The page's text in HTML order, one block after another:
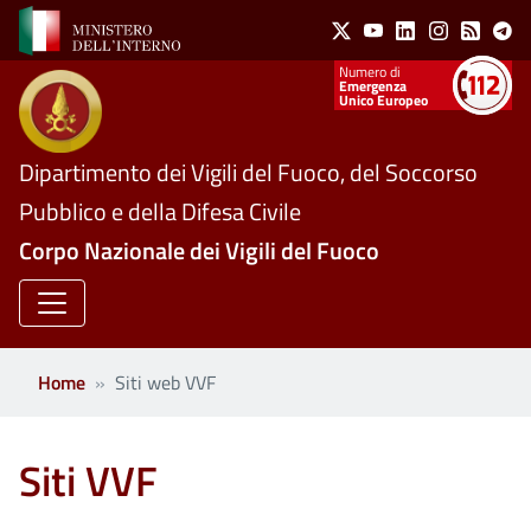
Salta al contenuto principale Social Menu
X YoutubeLinkedinInstagram
Feed
Numeri utili
Emergenza
Unico Europeo
Dipartimento dei Vigili del Fuoco, del Soccorso
Pubblico e della Difesa Civile
Corpo Nazionale dei Vigili del Fuoco
Home Siti web VVF
Siti VVF